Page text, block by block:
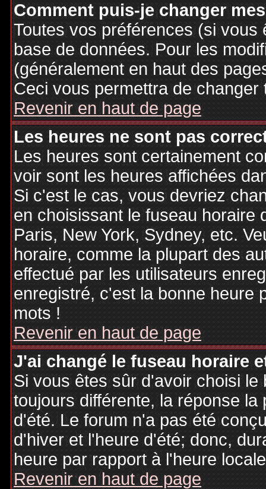
Comment puis-je changer
Toutes vos préférences (si
base de données. Pour les
(généralement en haut des
Ceci vous permettra de
Revenir en haut de page
Les heures ne sont pas
Les heures sont certainement
voir sont les heures affichées
Si c'est le cas, vous devriez
en choisissant le fuseau horaire
Paris, New York, Sydney, etc.
horaire, comme la plupart des
effectué par les utilisateurs
enregistré, c'est la bonne heure
mots !
Revenir en haut de page
J'ai changé le fuseau horaire
Si vous êtes sûr d'avoir choisi
toujours différente, la réponse
d'été. Le forum n'a pas été
d'hiver et l'heure d'été; donc,
heure par rapport à l'heure
Revenir en haut de page